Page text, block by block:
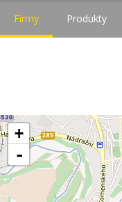
Firmy Produkty
+
-